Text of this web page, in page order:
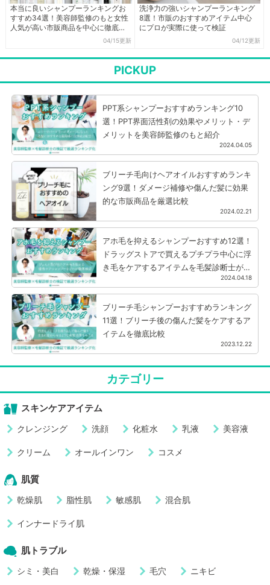
04/15更新
本当に良いシャンプーランキングお
すすめ34選！美容師監修のもと女性
人気が高い市販商品を中心に徹底比
04/12更新
洗浄力の強いシャンプーランキング
8選！市販のおすすめアイテム中心
にプロが実際に使って検証
PICKUP
PPT系シャンプーおすすめランキング10
選！PPT界面活性剤の効果やメリット・デ
メリットを美容師監修のもと紹介
2024.04.05
ブリーチ毛向けヘアオイルおすすめランキ
ング9選！ダメージ補修や傷んだ髪に効果
的な市販商品を厳選比較
2024.02.21
アホ毛を抑えるシャンプーおすすめ12選！
ドラッグストアで買えるプチプラ中心に浮
き毛をケアするアイテムを毛髪診断士が厳
2024.04.18
ブリーチ毛シャンプーおすすめランキング
11選！ブリーチ後の傷んだ髪をケアするア
イテムを徹底比較
2023.12.22
カテゴリー
スキンケアアイテム
クレンジング 洗顔 化粧水 乳液 美容液
クリーム オールインワン コスメ
肌質
乾燥肌 脂性肌 敏感肌 混合肌
インナードライ肌
肌トラブル
シミ・美白 乾燥・保湿 毛穴 ニキビ